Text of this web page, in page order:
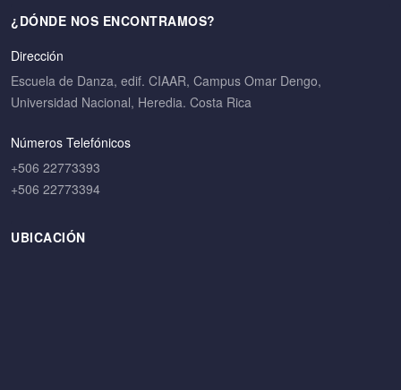
¿DÓNDE NOS ENCONTRAMOS?
Dirección
Escuela de Danza, edif. CIAAR, Campus Omar Dengo,
Universidad Nacional, Heredia. Costa Rica
Números Telefónicos
+506 22773393
+506 22773394
UBICACIÓN